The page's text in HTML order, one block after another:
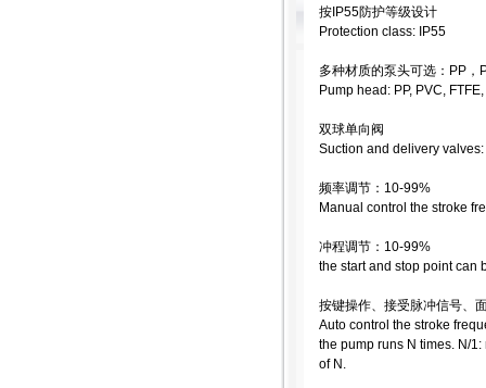
按IP55防护等级设计
Protection class: IP55
多种材质的泵头可选：PP，
Pump head: PP, PVC,
双球单向阀
Suction and delivery
频率调节：10-99%
Manual control the stroke
冲程调节：10-99%
the start and stop point can
按键操作、接受脉冲信号、
Auto control the stroke
the pump runs N times. N/
of N.